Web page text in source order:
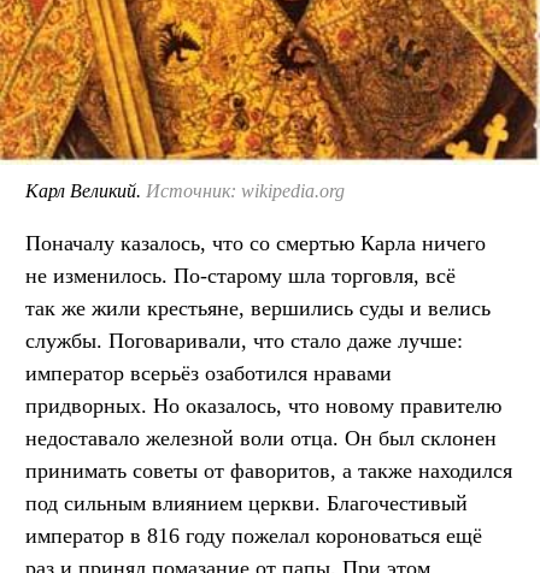
Карл Великий. Источник: wikipedia.org
Поначалу казалось, что со смертью Карла ничего
не изменилось. По-старому шла торговля, всё
так же жили крестьяне, вершились суды и велись
службы. Поговаривали, что стало даже лучше:
император всерьёз озаботился нравами
придворных. Но оказалось, что новому правителю
недоставало железной воли отца. Он был склонен
принимать советы от фаворитов, а также находился
под сильным влиянием церкви. Благочестивый
император в 816 году пожелал короноваться ещё